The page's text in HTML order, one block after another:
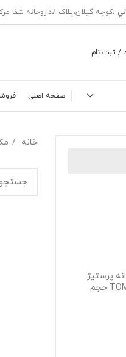
/ ثبت نام
صفحه اصلی
پرستیژ
مدل TOM FORD BLACK ORCHID حجم
خانه